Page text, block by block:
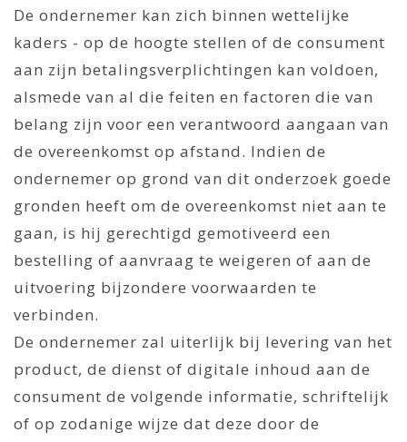
De ondernemer kan zich binnen wettelijke
kaders - op de hoogte stellen of de consument
aan zijn betalingsverplichtingen kan voldoen,
alsmede van al die feiten en factoren die van
belang zijn voor een verantwoord aangaan van
de overeenkomst op afstand. Indien de
ondernemer op grond van dit onderzoek goede
gronden heeft om de overeenkomst niet aan te
gaan, is hij gerechtigd gemotiveerd een
bestelling of aanvraag te weigeren of aan de
uitvoering bijzondere voorwaarden te
verbinden.
De ondernemer zal uiterlijk bij levering van het
product, de dienst of digitale inhoud aan de
consument de volgende informatie, schriftelijk
of op zodanige wijze dat deze door de